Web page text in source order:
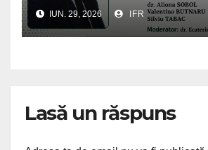
IUN. 29, 2026 IFR
Lasă un răspuns